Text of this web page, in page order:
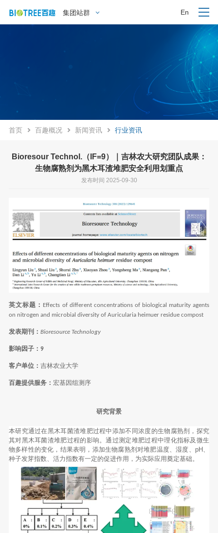
集团站群 En
首页 百趣概况 新闻资讯 行业资讯
Bioresour Technol.（IF=9）｜吉林农大研究团队成果：
生物腐熟剂为黑木耳渣堆肥安全利用划重点
发布时间 2025-09-30
英文标题： Effects of different concentrations of biological maturity agents
on nitrogen and microbial diversity of Auricularia heimuer residue compost
发表期刊： Bioresource Technology
影响因子： 9
客户单位： 吉林农业大学
百趣提供服务： 宏基因组测序
研究背景
本研究通过在黑木耳菌渣堆肥过程中添加不同浓度的生物腐熟剂，探究
其对黑木耳菌渣堆肥过程的影响。通过测定堆肥过程中理化指标及微生
物多样性的变化，结果表明，添加生物腐熟剂对堆肥温度、湿度、pH、
种子发芽指数、活力指数有一定的促进作用，为实际应用奠定基础。